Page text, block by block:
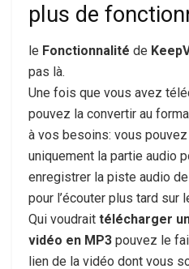
plus de
le Fonctionnalité de
pas là.
Une fois que vous avez
pouvez la convertir au
à vos besoins: vous
uniquement la partie audio
enregistrer la piste audio
pour l’écouter plus tard sur
Qui voudrait télécharger
vidéo en MP3 pouvez le
lien de la vidéo dont vous